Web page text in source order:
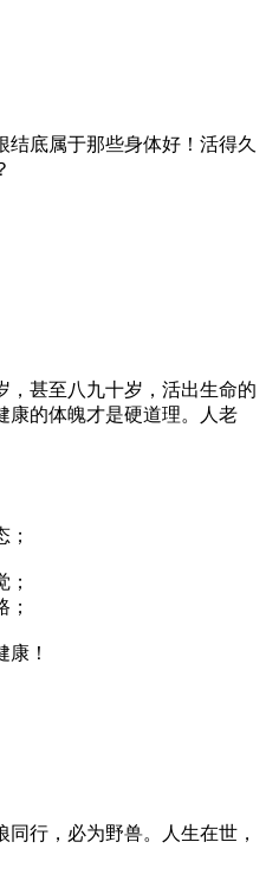
底属于那些身体好！活得久
，甚至八九十岁，活出生命的
康的体魄才是硬道理。人老
康！
行，必为野兽。人生在世，